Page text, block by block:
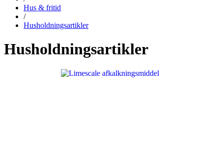
Hus & fritid
/
Husholdningsartikler
Husholdningsartikler